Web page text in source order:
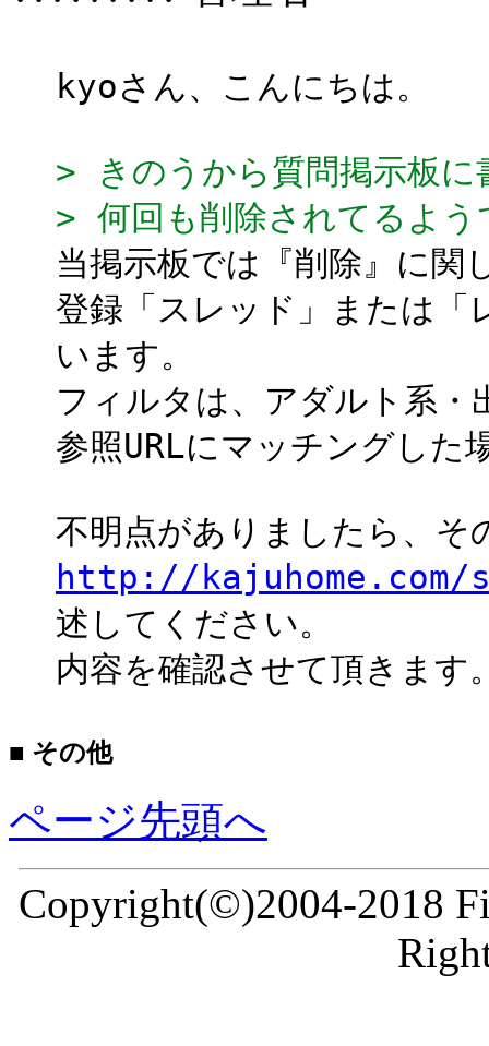
kyoさん、こんにちは。
> きのうから質問掲示板に
> 何回も削除されてるよう
当掲示板では『削除』に関
登録「スレッド」または「
います。
フィルタは、アダルト系・
参照URLにマッチングした
不明点がありましたら、そ
http://kajuhome.com/
述してください。
内容を確認させて頂きます
■ その他
ページ先頭へ
Copyright(©)2004-2018